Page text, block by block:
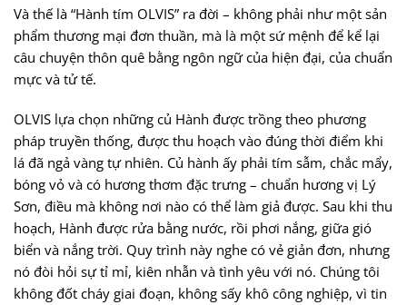
Và thế là “Hành tím OLVIS” ra đời – không phải như một sản
phẩm thương mại đơn thuần, mà là một sứ mệnh để kể lại
câu chuyện thôn quê bằng ngôn ngữ của hiện đại, của chuẩn
mực và tử tế.
OLVIS lựa chọn những củ Hành được trồng theo phương
pháp truyền thống, được thu hoạch vào đúng thời điểm khi
lá đã ngả vàng tự nhiên. Củ hành ấy phải tím sẫm, chắc mẩy,
bóng vỏ và có hương thơm đặc trưng – chuẩn hương vị Lý
Sơn, điều mà không nơi nào có thể làm giả được. Sau khi thu
hoạch, Hành được rửa bằng nước, rồi phơi nắng, giữa gió
biển và nắng trời. Quy trình này nghe có vẻ giản đơn, nhưng
nó đòi hỏi sự tỉ mỉ, kiên nhẫn và tình yêu với nó. Chúng tôi
không đốt cháy giai đoạn, không sấy khô công nghiệp, vì tin